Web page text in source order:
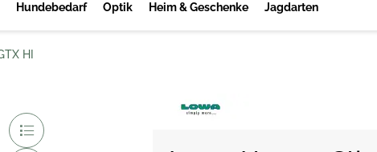
Hundebedarf Optik Heim & Geschenke Jagdarten
HI